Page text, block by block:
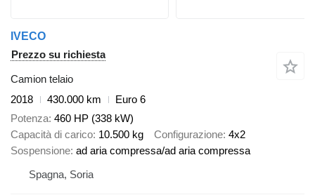
IVECO
Prezzo su richiesta
Camion telaio
2018
430.000 km
Euro 6
Potenza 460 HP (338 kW)
Capacità di carico 10.500 kg Configurazione 4x2
Sospensione ad aria compressa/ad aria compressa
Spagna, Soria